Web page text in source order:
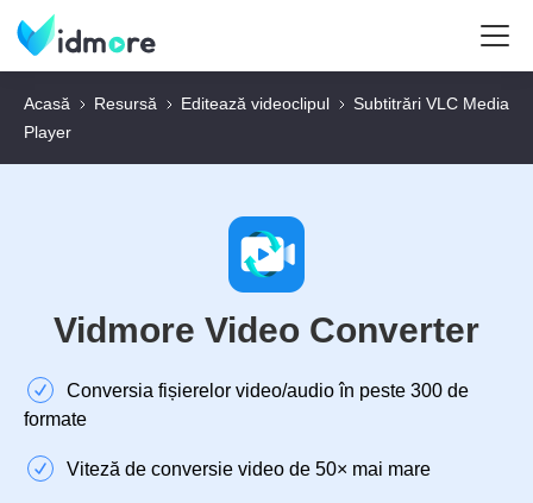
Acasă Resursă Editează videoclipul
Subtitrări VLC Media
Player
Vidmore Video Converter
Conversia fișierelor video/audio în peste 300 de
formate
Viteză de conversie video de 50× mai mare